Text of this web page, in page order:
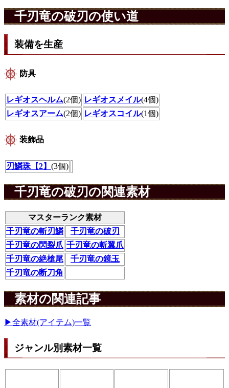
千刃竜の破刃の使い道
装備を生産
防具
レギオスヘルム(2個) レギオスメイル(4個)
レギオスアーム(2個) レギオスコイル(1個)
装飾品
刃鱗珠【2】 (3個)
千刃竜の破刃の関連素材
マスターランク素材
千刃竜の斬刃鱗
千刃竜の破刃
千刃竜の閃裂爪 千刃竜の斬翼爪
千刃竜の絶槍尾
千刃竜の鏡玉
千刃竜の断刀角
素材の関連記事
▶全素材(アイテム)一覧
ジャンル別素材一覧